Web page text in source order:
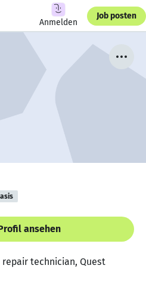
Anmelden
Job posten
ansehen
repair technician, Quest